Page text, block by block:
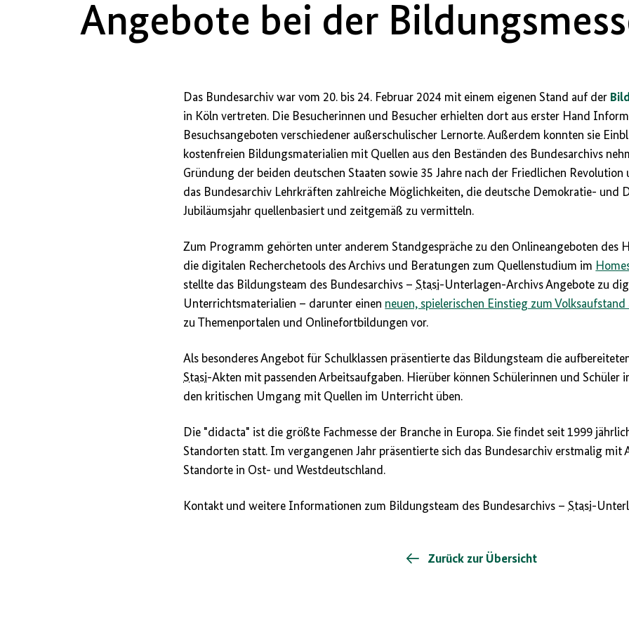
Angebote bei der
Das Bundesarchiv war vom 20. bis 24. Februar 2024 mit einem eigenen Stand auf der
in Köln vertreten. Die Besucherinnen und Besucher erhielten dort aus erster Hand
Besuchsangeboten verschiedener außerschulischer Lernorte. Außerdem konnten sie
kostenfreien Bildungsmaterialien mit Quellen aus den Beständen des Bundesarchivs
Gründung der beiden deutschen Staaten sowie 35 Jahre nach der Friedlichen
das Bundesarchiv Lehrkräften zahlreiche Möglichkeiten, die deutsche Demokratie- und
Jubiläumsjahr quellenbasiert und zeitgemäß zu vermitteln.
Zum Programm gehörten unter anderem Standgespräche zu den Onlineangeboten des
die digitalen Recherchetools des Archivs und Beratungen zum Quellenstudium im
stellte das Bildungsteam des Bundesarchivs –Stasi-Unterlagen-Archivs Angebote zu
Unterrichtsmaterialien – darunter einen neuen, spielerischen Einstieg zum Volksaufstand
zu Themenportalen und Onlinefortbildungen vor.
Als besonderes Angebot für Schulklassen präsentierte das Bildungsteam die
Stasi-Akten mit passenden Arbeitsaufgaben. Hierüber können Schülerinnen und Schüler
den kritischen Umgang mit Quellen im Unterricht üben.
Die "didacta" ist die größte Fachmesse der Branche in Europa. Sie findet seit 1999
Standorten statt. Im vergangenen Jahr präsentierte sich das Bundesarchiv erstmalig mit
Standorte in Ost- und Westdeutschland.
Kontakt und weitere Informationen zum Bildungsteam des Bundesarchivs –Stasi-
Zurück zur Übersicht